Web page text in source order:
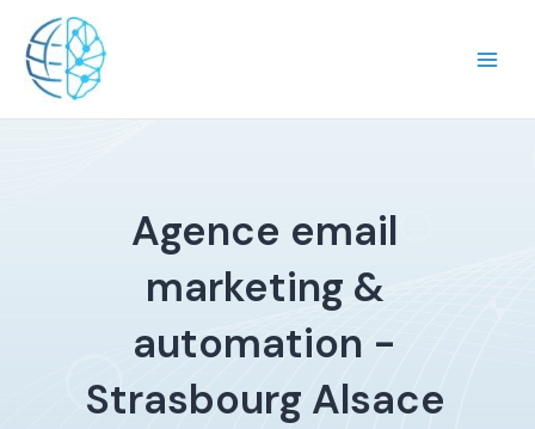
contenu
Agence email
marketing &
automation -
Strasbourg Alsace